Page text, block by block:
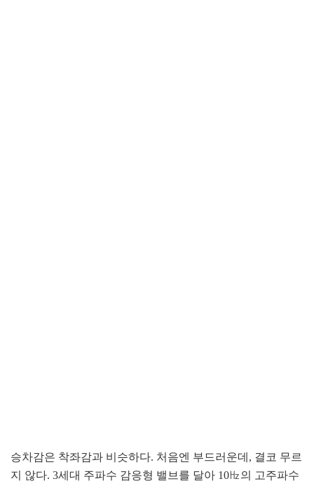
승차감은 착좌감과 비슷하다. 처음엔 부드러운데, 결코 무르
지 않다. 3세대 주파수 감응형 밸브를 달아 10㎐의 고주파수